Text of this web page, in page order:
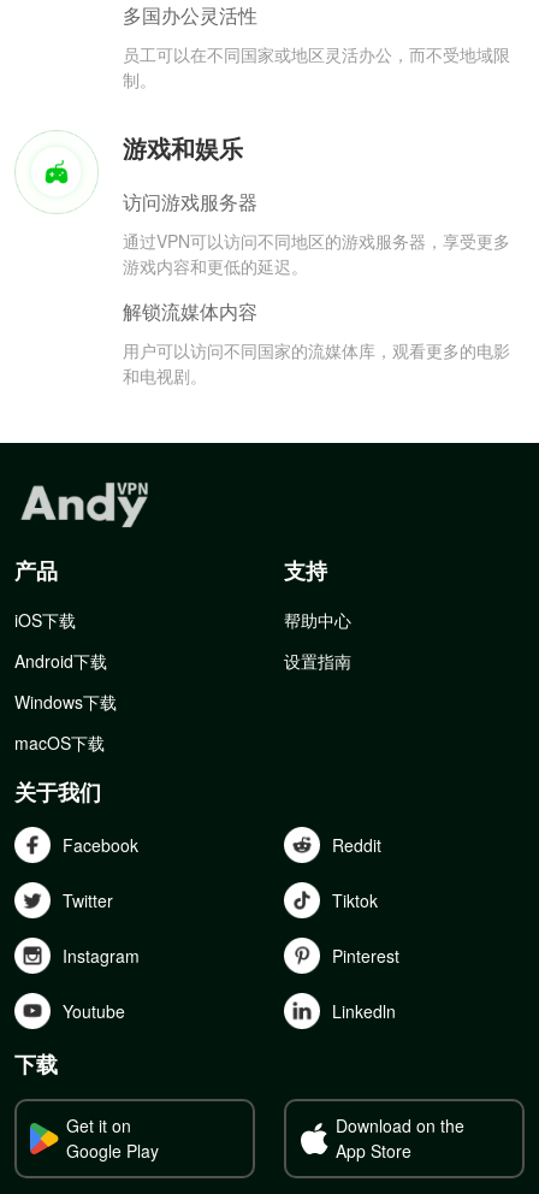
多国办公灵活性
员工可以在不同国家或地区灵活办公，而不受地域限
制。
游戏和娱乐
访问游戏服务器
通过VPN可以访问不同地区的游戏服务器，享受更多
游戏内容和更低的延迟。
解锁流媒体内容
用户可以访问不同国家的流媒体库，观看更多的电影
和电视剧。
产品
iOS下载
Android下载
Windows下载
macOS下载
支持
帮助中心
设置指南
关于我们
Facebook Reddit
Twitter Tiktok
Instagram Pinterest
Youtube Linkedln
下载
Get it on
Google Play
Download on the
App Store